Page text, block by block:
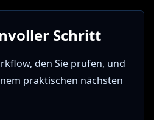
Schritt
den Sie prüfen, und
praktischen nächsten